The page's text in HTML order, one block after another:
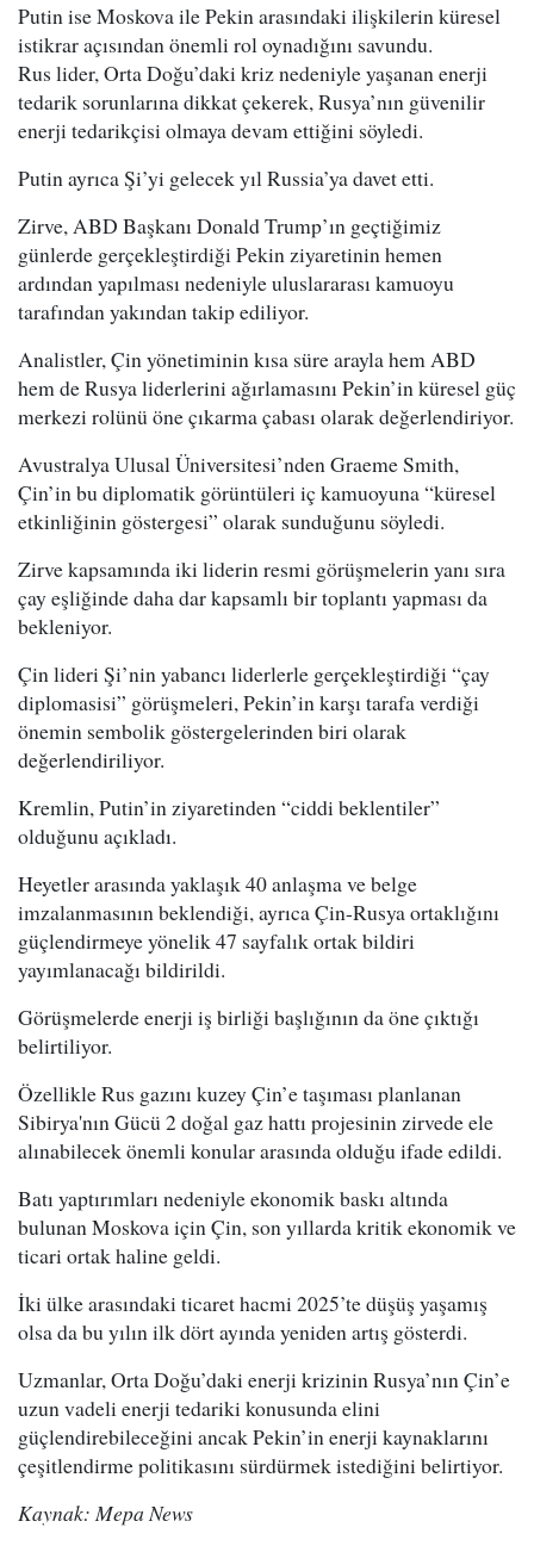
Putin ise Moskova ile Pekin arasındaki ilişkilerin küresel
istikrar açısından önemli rol oynadığını savundu.
Rus lider, Orta Doğu’daki kriz nedeniyle yaşanan enerji
tedarik sorunlarına dikkat çekerek, Rusya’nın güvenilir
enerji tedarikçisi olmaya devam ettiğini söyledi.
Putin ayrıca Şi’yi gelecek yıl Russia’ya davet etti.
Zirve, ABD Başkanı Donald Trump’ın geçtiğimiz
günlerde gerçekleştirdiği Pekin ziyaretinin hemen
ardından yapılması nedeniyle uluslararası kamuoyu
tarafından yakından takip ediliyor.
Analistler, Çin yönetiminin kısa süre arayla hem ABD
hem de Rusya liderlerini ağırlamasını Pekin’in küresel güç
merkezi rolünü öne çıkarma çabası olarak değerlendiriyor.
Avustralya Ulusal Üniversitesi’nden Graeme Smith,
Çin’in bu diplomatik görüntüleri iç kamuoyuna “küresel
etkinliğinin göstergesi” olarak sunduğunu söyledi.
Zirve kapsamında iki liderin resmi görüşmelerin yanı sıra
çay eşliğinde daha dar kapsamlı bir toplantı yapması da
bekleniyor.
Çin lideri Şi’nin yabancı liderlerle gerçekleştirdiği “çay
diplomasisi” görüşmeleri, Pekin’in karşı tarafa verdiği
önemin sembolik göstergelerinden biri olarak
değerlendiriliyor.
Kremlin, Putin’in ziyaretinden “ciddi beklentiler”
olduğunu açıkladı.
Heyetler arasında yaklaşık 40 anlaşma ve belge
imzalanmasının beklendiği, ayrıca Çin-Rusya ortaklığını
güçlendirmeye yönelik 47 sayfalık ortak bildiri
yayımlanacağı bildirildi.
Görüşmelerde enerji iş birliği başlığının da öne çıktığı
belirtiliyor.
Özellikle Rus gazını kuzey Çin’e taşıması planlanan
Sibirya'nın Gücü 2 doğal gaz hattı projesinin zirvede ele
alınabilecek önemli konular arasında olduğu ifade edildi.
Batı yaptırımları nedeniyle ekonomik baskı altında
bulunan Moskova için Çin, son yıllarda kritik ekonomik ve
ticari ortak haline geldi.
İki ülke arasındaki ticaret hacmi 2025’te düşüş yaşamış
olsa da bu yılın ilk dört ayında yeniden artış gösterdi.
Uzmanlar, Orta Doğu’daki enerji krizinin Rusya’nın Çin’e
uzun vadeli enerji tedariki konusunda elini
güçlendirebileceğini ancak Pekin’in enerji kaynaklarını
çeşitlendirme politikasını sürdürmek istediğini belirtiyor.
Kaynak: Mepa News